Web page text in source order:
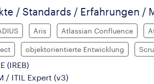
/ Standards / Erfahrungen /
Aris Atlassian Confluence
objektorientierte Entwicklung
(IREB)
/ ITIL Expert (v3)